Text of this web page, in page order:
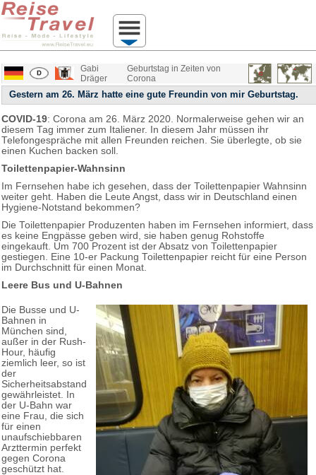
Gabi
Dräger
Geburtstag in Zeiten von
Corona
Gestern am 26. März hatte eine gute Freundin von mir Geburtstag.
COVID-19: Corona am 26. März 2020. Normalerweise gehen wir an
diesem Tag immer zum Italiener. In diesem Jahr müssen ihr
Telefongespräche mit allen Freunden reichen. Sie überlegte, ob sie
einen Kuchen backen soll.
Toilettenpapier-Wahnsinn
Im Fernsehen habe ich gesehen, dass der Toilettenpapier Wahnsinn
weiter geht. Haben die Leute Angst, dass wir in Deutschland einen
Hygiene-Notstand bekommen?
Die Toilettenpapier Produzenten haben im Fernsehen informiert, dass
es keine Engpässe geben wird, sie haben genug Rohstoffe
eingekauft. Um 700 Prozent ist der Absatz von Toilettenpapier
gestiegen. Eine 10-er Packung Toilettenpapier reicht für eine Person
im Durchschnitt für einen Monat.
Leere Bus und U-Bahnen
Die Busse und U-
Bahnen in
München sind,
außer in der Rush-
Hour, häufig
ziemlich leer, so ist
der
Sicherheitsabstand
gewährleistet. In
der U-Bahn war
eine Frau, die sich
für einen
unaufschiebbaren
Arzttermin perfekt
gegen Corona
geschützt hat.